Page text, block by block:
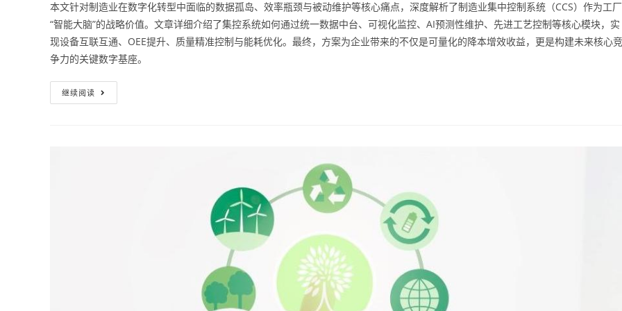
本文针对制造业在数字化转型中面临的数据孤岛、效率瓶颈与被动维护等核心痛点，深度解析了制造业集中控制系统（CCS）作为工厂
“智能大脑”的战略价值。文章详细介绍了集控系统如何通过统一数据中台、可视化监控、AI预测性维护、先进工艺控制等核心模块，实
现设备互联互通、OEE提升、质量精准控制与能耗优化。最终，方案为企业带来的不仅是可量化的降本增效收益，更是构建未来核心竞
争力的关键数字基座。
继续阅读